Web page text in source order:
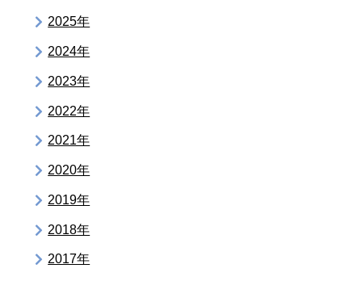
2025年
2024年
2023年
2022年
2021年
2020年
2019年
2018年
2017年